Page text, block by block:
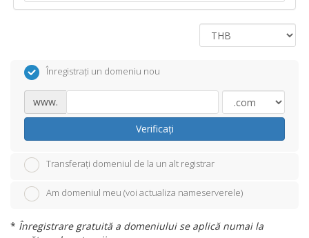
Înregistrați un domeniu nou
www.
Verificați
Transferați domeniul de la un alt registrar
Am domeniul meu (voi actualiza nameserverele)
* Înregistrare gratuită a domeniului se aplică numai la